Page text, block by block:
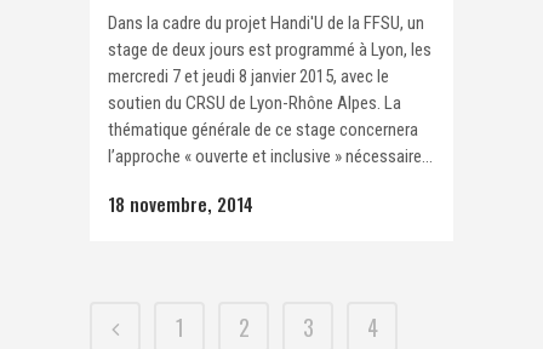
Dans la cadre du projet Handi'U de la FFSU, un
stage de deux jours est programmé à Lyon, les
mercredi 7 et jeudi 8 janvier 2015, avec le
soutien du CRSU de Lyon-Rhône Alpes. La
thématique générale de ce stage concernera
l’approche « ouverte et inclusive » nécessaire...
18 novembre, 2014
1 2 3
4